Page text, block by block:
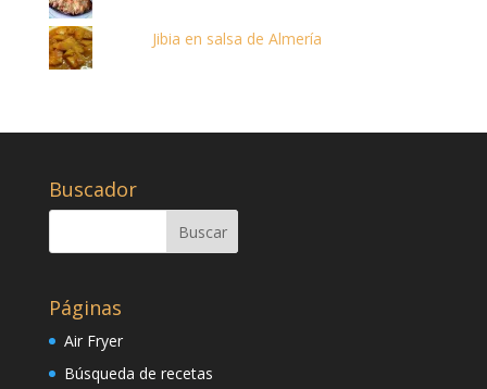
Jibia en salsa de Almería
Buscador
Páginas
Air Fryer
Búsqueda de recetas